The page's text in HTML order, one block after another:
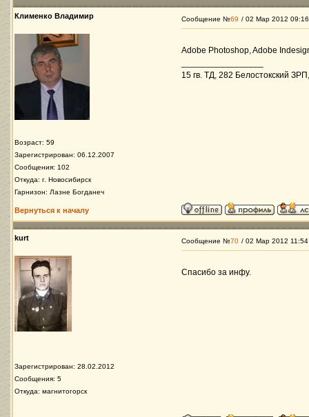
Клименко Владимир
Возраст: 59
Зарегистрирован: 06.12.2007
Сообщения: 102
Откуда: г. Новосибирск
Гарнизон: Лазне Богданеч
Сообщение №69 / 02 Мар 2012 09:16
Adobe Photoshop, Adobe
15 гв. ТД, 282 Белостокский
Вернуться к началу
kurt
Зарегистрирован: 28.02.2012
Сообщения: 5
Откуда: магнитогорск
Сообщение №70 / 02 Мар 2012 11:54
Спасибо за инфу.